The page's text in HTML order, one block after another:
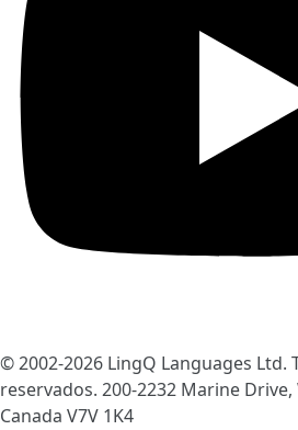
© 2002-2026 LingQ Languages Ltd.
reservados. 200-2232 Marine Drive,
Canada V7V 1K4